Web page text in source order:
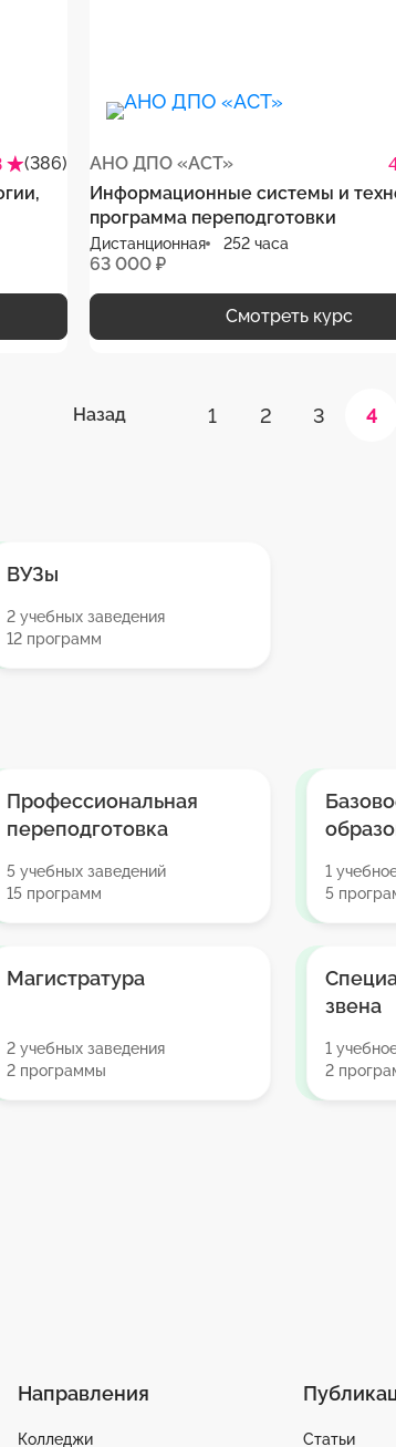
(386)
АНО ДПО «АСТ»
Информационные системы и
программа переподготовки
Дистанционная 252 часа
63 000 ₽
Смотреть курс
Назад 1 2 3 4
ВУЗы
2 учебных заведения
12 программ
Профессиональная
переподготовка
5 учебных заведений
15 программ
1
5
Магистратура
2 учебных заведения
2 программы
звена
1
2
Направления
Колледжи Статьи